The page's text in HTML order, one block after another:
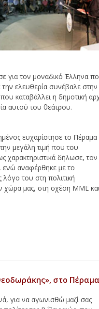
για τον μοναδικό Έλληνα
ελευθερία συνέβαλε στην
καταβάλλει η δημοτική
αυτού του θεάτρου.
ευχαρίστησε το Πέραμα
μεγάλη τιμή που του
χαρακτηριστικά δήλωσε, τον
ενώ αναφέρθηκε με το
του στη πολιτική
χώρα μας, στη σχέση ΜΜΕ
στο Πέραμα
για να αγωνισθώ μαζί σας